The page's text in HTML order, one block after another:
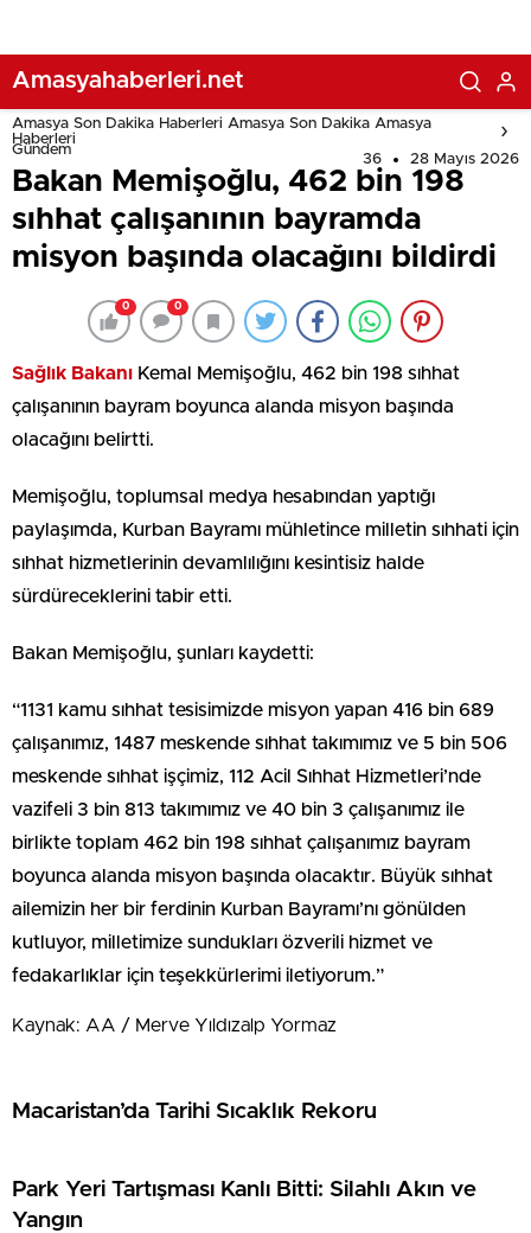
Amasyahaberleri.net
Amasya Son Dakika Haberleri Amasya Son Dakika Amasya
Haberleri
Gündem
36 28 Mayıs 2026
Bakan Memişoğlu, 462 bin 198
sıhhat çalışanının bayramda
misyon başında olacağını bildirdi
0 0
Sağlık Bakanı Kemal Memişoğlu, 462 bin 198 sıhhat
çalışanının bayram boyunca alanda misyon başında
olacağını belirtti.
Memişoğlu, toplumsal medya hesabından yaptığı
paylaşımda, Kurban Bayramı mühletince milletin sıhhati için
sıhhat hizmetlerinin devamlılığını kesintisiz halde
sürdüreceklerini tabir etti.
Bakan Memişoğlu, şunları kaydetti:
“1131 kamu sıhhat tesisimizde misyon yapan 416 bin 689
çalışanımız, 1487 meskende sıhhat takımımız ve 5 bin 506
meskende sıhhat işçimiz, 112 Acil Sıhhat Hizmetleri’nde
vazifeli 3 bin 813 takımımız ve 40 bin 3 çalışanımız ile
birlikte toplam 462 bin 198 sıhhat çalışanımız bayram
boyunca alanda misyon başında olacaktır. Büyük sıhhat
ailemizin her bir ferdinin Kurban Bayramı’nı gönülden
kutluyor, milletimize sundukları özverili hizmet ve
fedakarlıklar için teşekkürlerimi iletiyorum.”
Kaynak: AA / Merve Yıldızalp Yormaz
Macaristan’da Tarihi Sıcaklık Rekoru
Park Yeri Tartışması Kanlı Bitti: Silahlı Akın ve
Yangın